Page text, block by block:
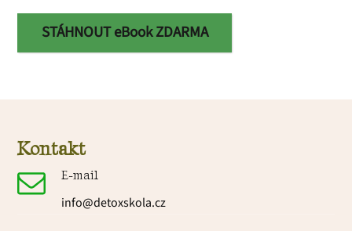
STÁHNOUT eBook ZDARMA
Kontakt
E-mail
info@detoxskola.cz